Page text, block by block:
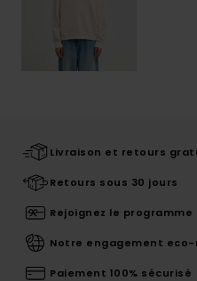
Livraison et retours
Retours sous 30 jours
Rejoignez le
Notre engagement
Paiement 100% sécurisé